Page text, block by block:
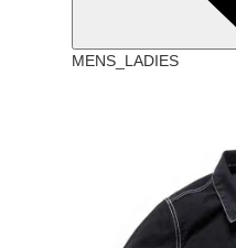
MENS_LADIES